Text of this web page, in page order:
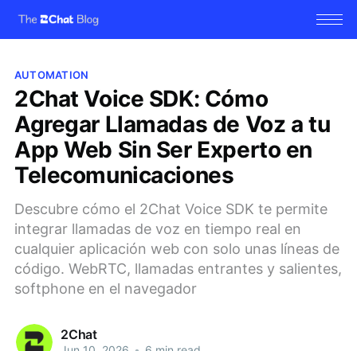
AUTOMATION
2Chat Voice SDK: Cómo
Agregar Llamadas de Voz a tu
App Web Sin Ser Experto en
Telecomunicaciones
Descubre cómo el 2Chat Voice SDK te permite
integrar llamadas de voz en tiempo real en
cualquier aplicación web con solo unas líneas de
código. WebRTC, llamadas entrantes y salientes,
softphone en el navegador
2Chat